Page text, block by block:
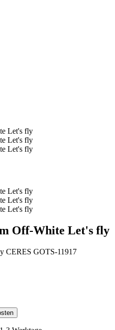
Off-White Let's fly